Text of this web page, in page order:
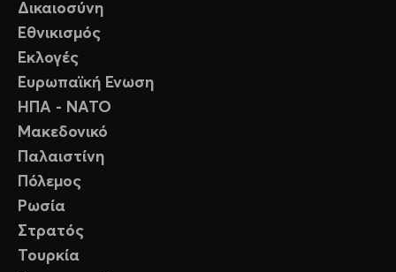
Δικαιοσύνη
Εθνικισμός
Εκλογές
Ευρωπαϊκή Ενωση
ΗΠΑ - ΝΑΤΟ
Μακεδονικό
Παλαιστίνη
Πόλεμος
Ρωσία
Στρατός
Τουρκία